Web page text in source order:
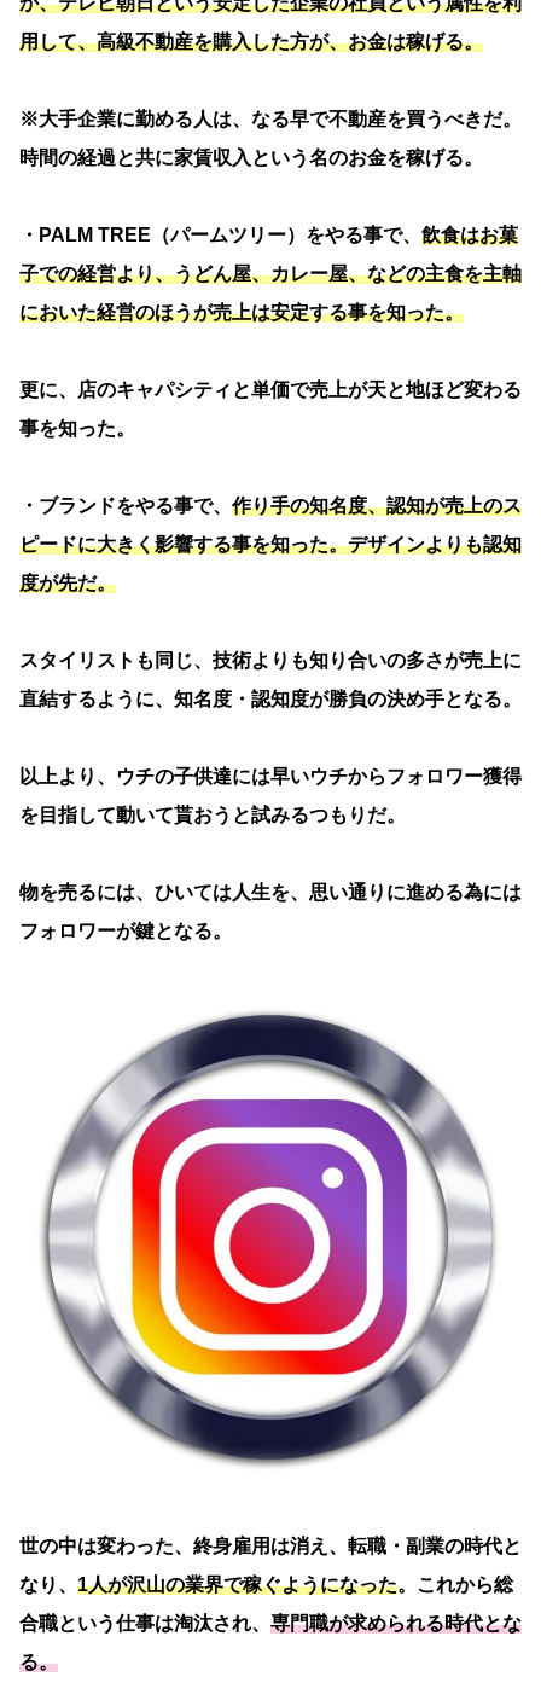
用して、高級不動産を購入した方が、お金は稼げる。
※大手企業に勤める人は、なる早で不動産を買うべきだ。
時間の経過と共に家賃収入という名のお金を稼げる。
・PALM TREE（パームツリー）をやる事で、 飲食はお菓
子での経営より、うどん屋、カレー屋、などの主食を主軸
においた経営のほうが売上は安定する事を知った。
更に、店のキャパシティと単価で売上が天と地ほど変わる
事を知った。
・ブランドをやる事で、 作り手の知名度、認知が売上のス
ピードに大きく影響する事を知った。デザインよりも認知
度が先だ。
スタイリストも同じ、技術よりも知り合いの多さが売上に
直結するように、知名度・認知度が勝負の決め手となる。
以上より、ウチの子供達には早いウチからフォロワー獲得
を目指して動いて貰おうと試みるつもりだ。
物を売るには、ひいては人生を、思い通りに進める為には
フォロワーが鍵となる。
世の中は変わった、終身雇用は消え、転職・副業の時代と
なり、 1人が沢山の業界で稼ぐようになった。これから総
合職という仕事は淘汰され、 専門職が求められる時代とな
る。